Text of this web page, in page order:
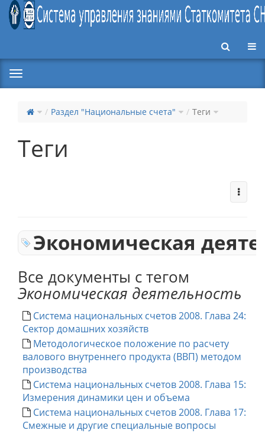
Раздел "Национальные счета" Теги
Теги
Экономическая
Все документы с тегом
Экономическая деятельность
Система национальных счетов 2008. Глава 24:
Сектор домашних хозяйств
Методологическое положение по расчету
валового внутреннего продукта (ВВП) методом
производства
Система национальных счетов 2008. Глава 15:
Измерения динамики цен и объема
Система национальных счетов 2008. Глава 17:
Смежные и другие специальные вопросы